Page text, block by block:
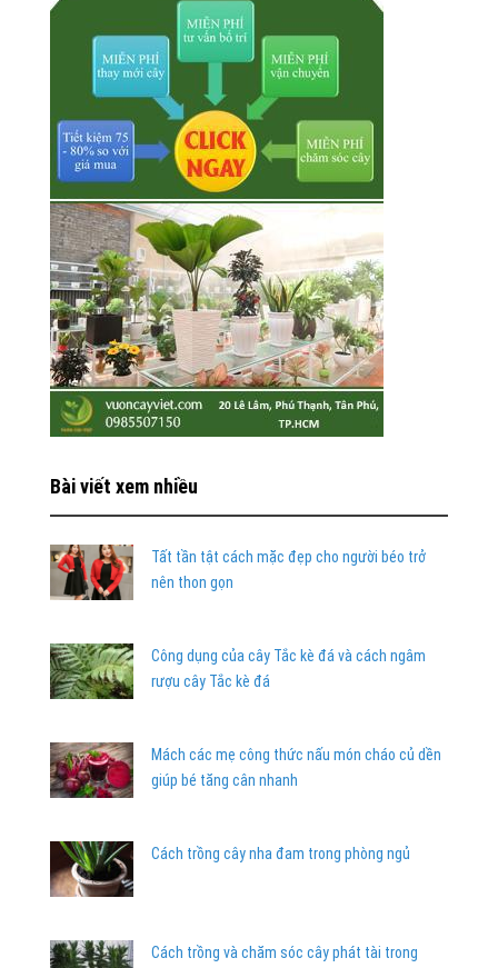
Bài viết xem nhiều
Tất tần tật cách mặc đẹp cho người béo trở
nên thon gọn
Công dụng của cây Tắc kè đá và cách ngâm
rượu cây Tắc kè đá
Mách các mẹ công thức nấu món cháo củ dền
giúp bé tăng cân nhanh
Cách trồng cây nha đam trong phòng ngủ
Cách trồng và chăm sóc cây phát tài trong